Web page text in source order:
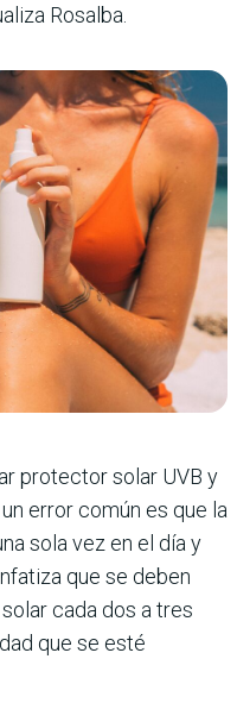
Rosalba.
protector solar UVB y
error común es que la
sola vez en el día y
que se deben
cada dos a tres
que se esté